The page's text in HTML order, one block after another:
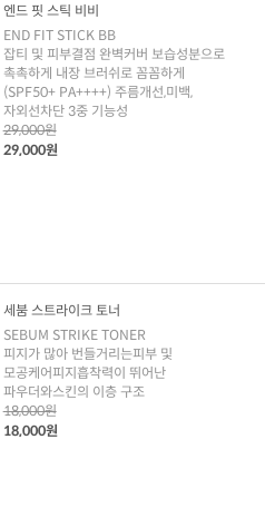
엔드 핏 스틱 비비
END FIT STICK BB
잡티 및 피부결점 완벽커버 보습성분으로
촉촉하게 내장 브러쉬로 꼼꼼하게
(SPF50+ PA++++) 주름개선,미백,
자외선차단 3중 기능성
29,000원
29,000원
세붐 스트라이크 토너
SEBUM STRIKE TONER
피지가 많아 번들거리는피부 및
모공케어피지흡착력이 뛰어난
파우더와스킨의 이층 구조
18,000원
18,000원